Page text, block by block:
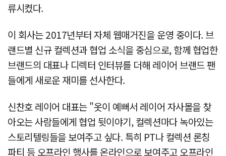
류시켰다.
이 회사는 2017년부터 자체 웹매거진을 운영 중이다. 브
랜드별 신규 컬렉션과 협업 소식을 중심으로, 함께 협업한
브랜드의 대표나 디렉터 인터뷰를 더해 레이어 브랜드 팬
들에게 새로운 재미를 선사한다.
신찬호 레이어 대표는 "옷이 예뻐서 레이어 자사몰을 찾
아오는 사람들에게 협업 뒷이야기, 컬렉션마다 녹아있는
스토리텔링들을 보여주고 싶다. 특히 PT나 컬렉션 론칭
파티 등 오프라인 행사를 온라인으로 보여주고 오프라인